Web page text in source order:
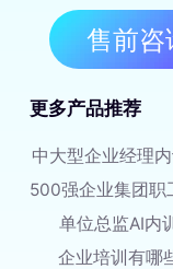
售前
更多产品推荐
中大型企业经理
500强企业集团职
单位总监AI内
企业培训有哪